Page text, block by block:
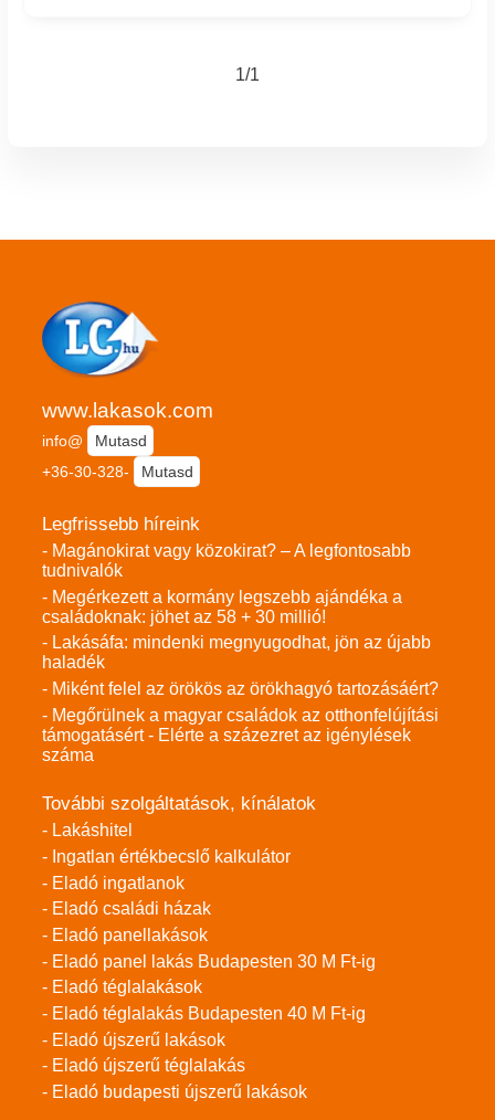
1/1
www.lakasok.com
info@
Mutasd
+36-30-328-
Mutasd
Legfrissebb híreink
- Magánokirat vagy közokirat? – A legfontosabb
tudnivalók
- Megérkezett a kormány legszebb ajándéka a
családoknak: jöhet az 58 + 30 millió!
- Lakásáfa: mindenki megnyugodhat, jön az újabb
haladék
- Miként felel az örökös az örökhagyó tartozásáért?
- Megőrülnek a magyar családok az otthonfelújítási
támogatásért - Elérte a százezret az igénylések
száma
További szolgáltatások, kínálatok
- Lakáshitel
- Ingatlan értékbecslő kalkulátor
- Eladó ingatlanok
- Eladó családi házak
- Eladó panellakások
- Eladó panel lakás Budapesten 30 M Ft-ig
- Eladó téglalakások
- Eladó téglalakás Budapesten 40 M Ft-ig
- Eladó újszerű lakások
- Eladó újszerű téglalakás
- Eladó budapesti újszerű lakások